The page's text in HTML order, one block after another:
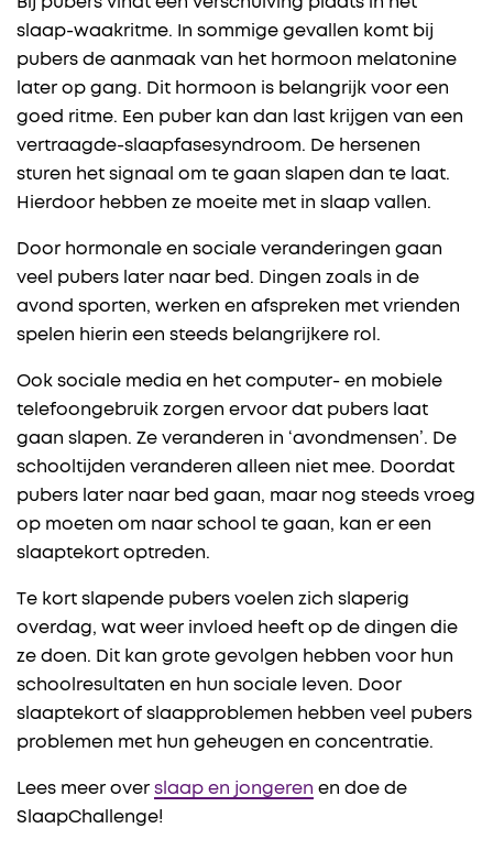
slaap-waakritme. In sommige gevallen komt bij
pubers de aanmaak van het hormoon melatonine
later op gang. Dit hormoon is belangrijk voor een
goed ritme. Een puber kan dan last krijgen van een
vertraagde-slaapfasesyndroom. De hersenen
sturen het signaal om te gaan slapen dan te laat.
Hierdoor hebben ze moeite met in slaap vallen.
Door hormonale en sociale veranderingen gaan
veel pubers later naar bed. Dingen zoals in de
avond sporten, werken en afspreken met vrienden
spelen hierin een steeds belangrijkere rol.
Ook sociale media en het computer- en mobiele
telefoongebruik zorgen ervoor dat pubers laat
gaan slapen. Ze veranderen in ‘avondmensen’. De
schooltijden veranderen alleen niet mee. Doordat
pubers later naar bed gaan, maar nog steeds vroeg
op moeten om naar school te gaan, kan er een
slaaptekort optreden.
Te kort slapende pubers voelen zich slaperig
overdag, wat weer invloed heeft op de dingen die
ze doen. Dit kan grote gevolgen hebben voor hun
schoolresultaten en hun sociale leven. Door
slaaptekort of slaapproblemen hebben veel pubers
problemen met hun geheugen en concentratie.
Lees meer over slaap en jongeren en doe de
SlaapChallenge!